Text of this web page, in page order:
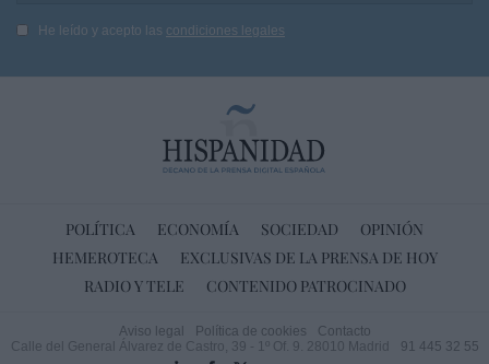
He leído y acepto las condiciones legales
POLÍTICA ECONOMÍA SOCIEDAD
OPINIÓN
HEMEROTECA
EXCLUSIVAS DE LA PRENSA DE HOY
RADIO Y TELE
CONTENIDO PATROCINADO
Aviso legal Política de cookies
Contacto
Calle del General Álvarez de Castro, 39 - 1º Of. 9. 28010 Madrid
91 445 32 55